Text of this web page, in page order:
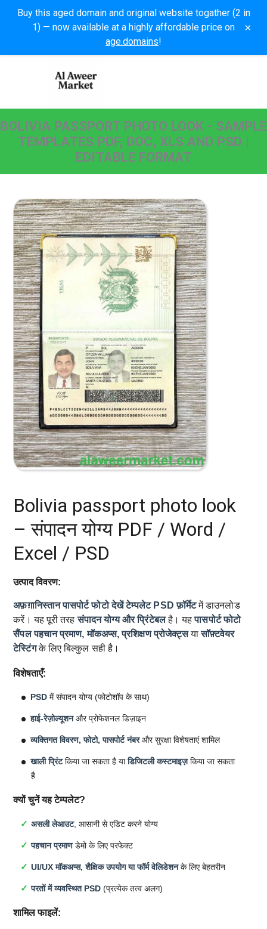
Buy this aged domain and original website togather (2 in
1) — now available at a highly affordable price on
age.domains!
×
BOLIVIA PASSPORT PHOTO LOOK - SAMPLE
TEMPLATES PDF, DOC, XLS AND PSD |
EDITABLE FORMAT
Bolivia passport photo look
– संपादन योग्य PDF / Word /
Excel / PSD
उत्पाद विवरण:
अफ़ग़ानिस्तान पासपोर्ट फोटो देखें टेम्पलेट PSD फ़ॉर्मेटमें डाउनलोड
करें। यह पूरी तरहसंपादन योग्य और प्रिंटेबलहै। यहपासपोर्ट फोटो
सैंपल पहचान प्रमाण, मॉकअप्स, प्रशिक्षण प्रोजेक्ट्सयासॉफ़्टवेयर
टेस्टिंगके लिए बिल्कुल सही है।
विशेषताएँ:
PSD में संपादन योग्य (फोटोशॉप के साथ)
हाई-रेज़ोल्यूशनऔर प्रोफेशनल डिज़ाइन
व्यक्तिगत विवरण, फोटो, पासपोर्ट नंबरऔर सुरक्षा विशेषताएं शामिल
खाली प्रिंटकिया जा सकता है याडिजिटली कस्टमाइज़किया जा सकता
है
क्यों चुनें यह टेम्पलेट?
असली लेआउट, आसानी से एडिट करने योग्य
पहचान प्रमाणडेमो के लिए परफेक्ट
UI/UX मॉकअप्स, शैक्षिक उपयोग या फॉर्म वेलिडेशनके लिए बेहतरीन
परतों में व्यवस्थित PSD (प्रत्येक तत्व अलग)
शामिल फाइलें: